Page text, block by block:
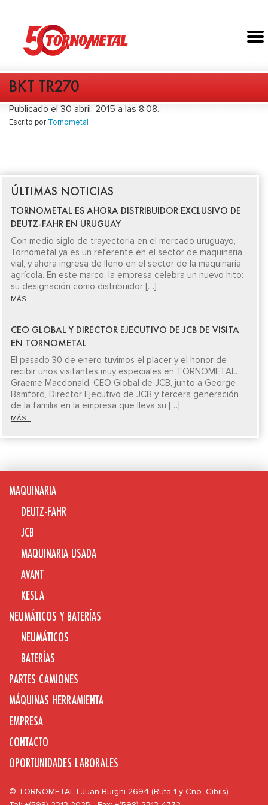
BKT TR270
Publicado el 30 abril, 2015 a las 8:08.
Escrito por Tornometal
ÚLTIMAS NOTICIAS
TORNOMETAL ES AHORA DISTRIBUIDOR EXCLUSIVO DE
DEUTZ-FAHR EN URUGUAY
Con medio siglo de trayectoria en el mercado uruguayo,
Tornometal ya es un referente en el sector de maquinaria
vial, y ahora ingresa de lleno en el sector de la maquinaria
agrícola. En este marco, la empresa celebra un nuevo hito:
su designación como distribuidor […]
MÁS...
CEO GLOBAL Y DIRECTOR EJECUTIVO DE JCB DE VISITA
EN TORNOMETAL
El pasado 30 de enero tuvimos el placer y el honor de
recibir unos visitantes muy especiales en TORNOMETAL.
Graeme Macdonald, CEO Global de JCB, junto a George
Bamford, Director Ejecutivo de JCB y tercera generación
de la familia en la empresa que lleva su […]
MÁS...
MAQUINARIA
DEUTZ-FAHR
JCB
MAQUINARIA USADA
AVANT
KESLA
NEUMÁTICOS Y BATERÍAS
NEUMÁTICOS
BATERÍAS
PARTES CAMIONES
MÁQUINAS HERRAMIENTA
EMPRESA
CONTACTO
OPORTUNIDADES LABORALES
© TORNOMETAL | Juan Burghi 2694 (Ruta 1 y Cno. Cibils)